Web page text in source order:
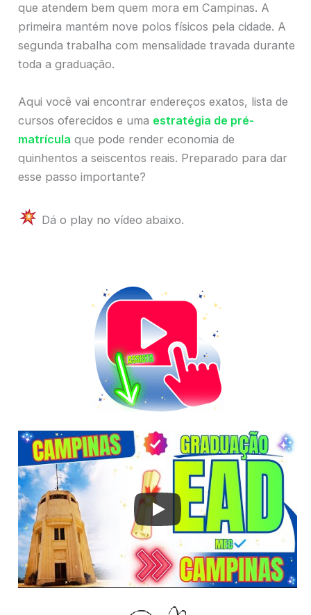
que atendem bem quem mora em Campinas. A
primeira mantém nove polos físicos pela cidade. A
segunda trabalha com mensalidade travada durante
toda a graduação.
Aqui você vai encontrar endereços exatos, lista de
cursos oferecidos e uma estratégia de pré-
matrícula que pode render economia de
quinhentos a seiscentos reais. Preparado para dar
esse passo importante?
Dá o play no vídeo abaixo.